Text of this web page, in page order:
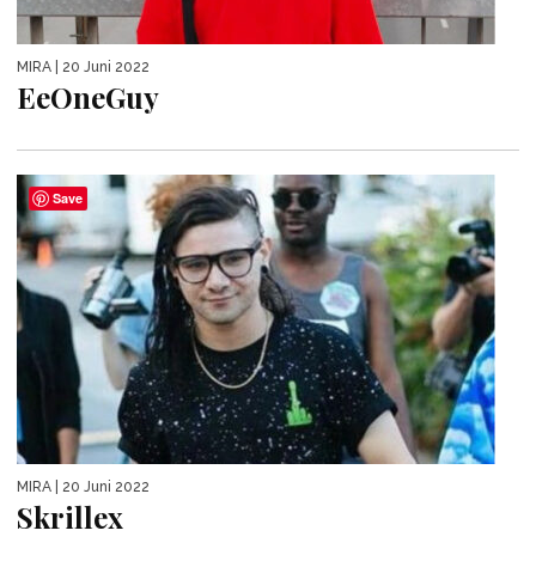
MIRA | 20 Juni 2022
EeOneGuy
MIRA | 20 Juni 2022
Skrillex
Save